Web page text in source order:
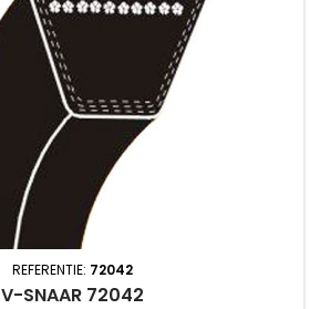
REFERENTIE: 72042
V-SNAAR 72042